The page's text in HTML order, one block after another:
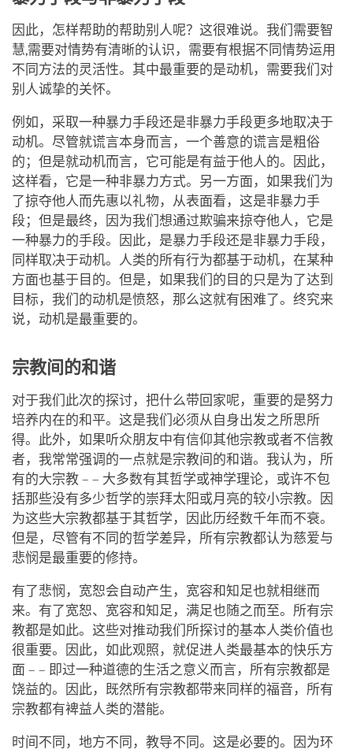
因此，怎样帮助的帮助别人呢？这很难说。我们需要智
慧,需要对情势有清晰的认识，需要有根据不同情势运用
不同方法的灵活性。其中最重要的是动机，需要我们对
别人诚挚的关怀。
例如，采取一种暴力手段还是非暴力手段更多地取决于
动机。尽管就谎言本身而言，一个善意的谎言是粗俗
的；但是就动机而言，它可能是有益于他人的。因此，
这样看，它是一种非暴力方式。另一方面，如果我们为
了掠夺他人而先惠以礼物，从表面看，这是非暴力手
段；但是最终，因为我们想通过欺骗来掠夺他人，它是
一种暴力的手段。因此，是暴力手段还是非暴力手段，
同样取决于动机。人类的所有行为都基于动机，在某种
方面也基于目的。但是，如果我们的目的只是为了达到
目标，我们的动机是愤怒，那么这就有困难了。终究来
说，动机是最重要的。
宗教间的和谐
对于我们此次的探讨，把什么带回家呢，重要的是努力
培养内在的和平。这是我们必须从自身出发之所思所
得。此外，如果听众朋友中有信仰其他宗教或者不信教
者，我常常强调的一点就是宗教间的和谐。我认为，所
有的大宗教 – – 大多数有其哲学或神学理论，或许不包
括那些没有多少哲学的崇拜太阳或月亮的较小宗教。因
为这些大宗教都基于其哲学，因此历经数千年而不衰。
但是，尽管有不同的哲学差异，所有宗教都认为慈爱与
悲悯是最重要的修持。
有了悲悯，宽恕会自动产生，宽容和知足也就相继而
来。有了宽恕、宽容和知足，满足也随之而至。所有宗
教都是如此。这些对推动我们所探讨的基本人类价值也
很重要。因此，如此观照，就促进人类最基本的快乐方
面 – – 即过一种道德的生活之意义而言，所有宗教都是
饶益的。因此，既然所有宗教都带来同样的福音，所有
宗教都有裨益人类的潜能。
时间不同，地方不同，教导不同。这是必要的。因为环